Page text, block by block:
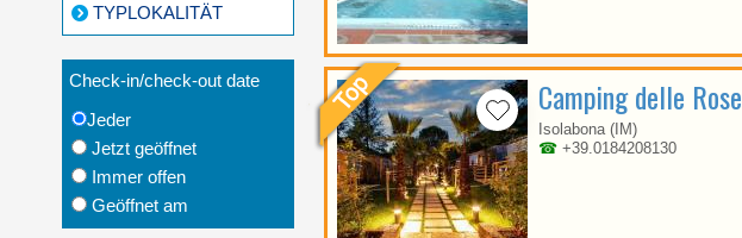
TYPLOKALITÄT
Check-in/check-out date
Jeder
Jetzt geöffnet
Immer offen
Geöffnet am
Camping delle Rose
Isolabona (IM)
☎ +39.0184208130